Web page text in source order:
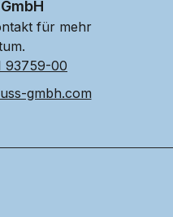
für mehr
93759-00
gmbh.com